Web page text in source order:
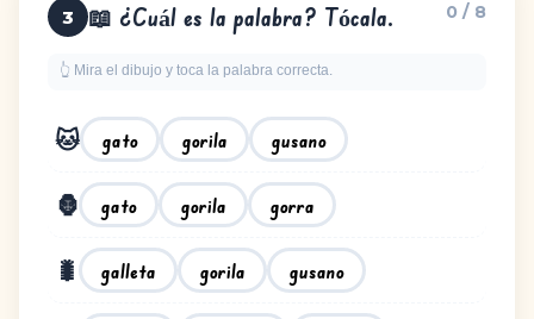
3 📖 ¿Cuál es la palabra? Tócala. 0 / 8
👆 Mira el dibujo y toca la palabra correcta.
🐱 gato gorila gusano
🦍 gato gorila gorra
🐛 galleta gorila gusano